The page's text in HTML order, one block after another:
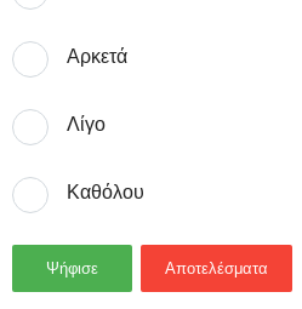
Αρκετά
Λίγο
Καθόλου
Ψήφισε Αποτελέσματα